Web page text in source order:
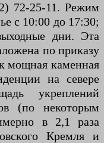
72-25-11. Режим
с 10:00 до 17:30;
дни. Эта
по приказу
мощная каменная
на севере
укреплений
(по некоторым
в 2,1 раза
Кремля и